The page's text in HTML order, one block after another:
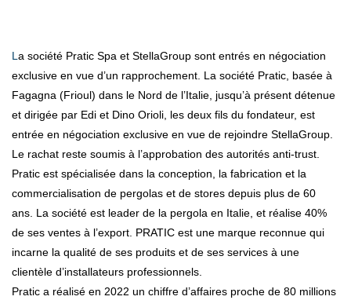
La société Pratic Spa et StellaGroup sont entrés en négociation
exclusive en vue d’un rapprochement. La société Pratic, basée à
Fagagna (Frioul) dans le Nord de l’Italie, jusqu’à présent détenue
et dirigée par Edi et Dino Orioli, les deux fils du fondateur, est
entrée en négociation exclusive en vue de rejoindre StellaGroup.
Le rachat reste soumis à l’approbation des autorités anti-trust.
Pratic est spécialisée dans la conception, la fabrication et la
commercialisation de pergolas et de stores depuis plus de 60
ans. La société est leader de la pergola en Italie, et réalise 40%
de ses ventes à l’export. PRATIC est une marque reconnue qui
incarne la qualité de ses produits et de ses services à une
clientèle d’installateurs professionnels.
Pratic a réalisé en 2022 un chiffre d’affaires proche de 80 millions